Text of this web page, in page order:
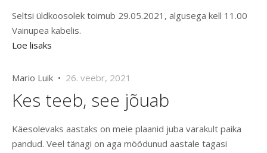
Seltsi üldkoosolek toimub 29.05.2021, algusega kell 11.00
Vainupea kabelis.
Loe lisaks
Mario Luik • 26. veebr, 2021
Kes teeb, see jõuab
Käesolevaks aastaks on meie plaanid juba varakult paika
pandud. Veel tänagi on aga möödunud aastale tagasi